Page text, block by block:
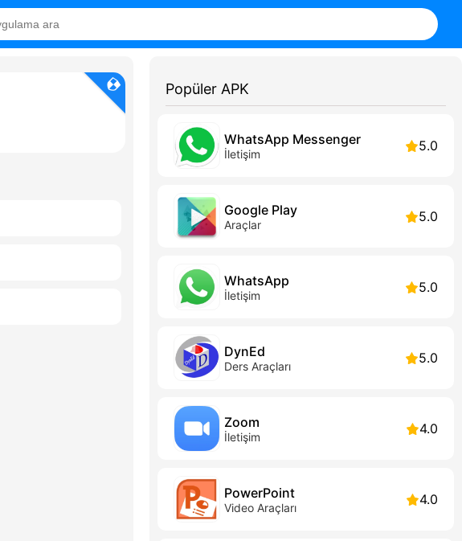
Popüler APK
WhatsApp Messenger
İletişim 5.0
Google Play
Araçlar 5.0
WhatsApp
İletişim 5.0
DynEd
Ders Araçları 5.0
Zoom
İletişim 4.0
PowerPoint
Video Araçları 4.0